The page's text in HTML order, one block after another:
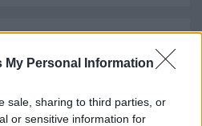
My Personal Information
sale, sharing to third parties, or
or sensitive information for
első lépése